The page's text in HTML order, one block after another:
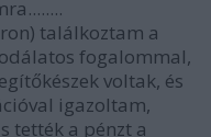
találkoztam a
fogalommal,
voltak, és
igazoltam,
tették a pénzt a